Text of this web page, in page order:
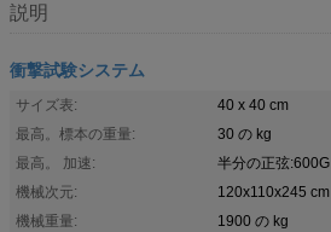
説明
衝撃試験システム
サイズ表:
40 x 40 cm
最高。標本の重量:
30 の kg
最高。 加速:
半分の正弦:600G
機械次元:
120x110x245 cm
機械重量:
1900 の kg